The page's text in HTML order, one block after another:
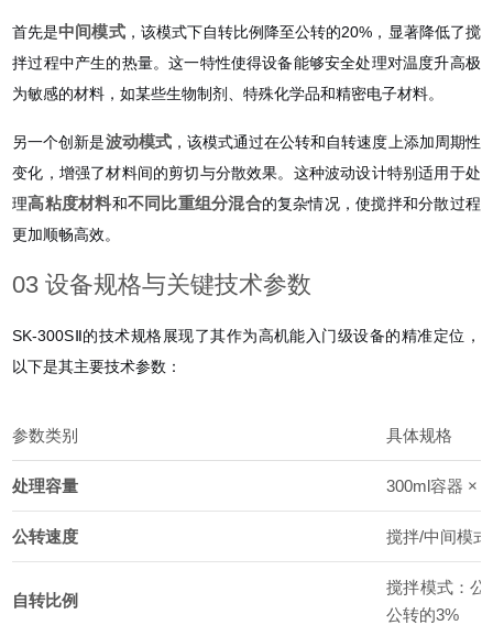
首先是中间模式，该模式下自转比例降至公转的20%，显著降低了搅
拌过程中产生的热量。这一特性使得设备能够安全处理对温度升高极
为敏感的材料，如某些生物制剂、特殊化学品和精密电子材料。
另一个创新是波动模式，该模式通过在公转和自转速度上添加周期性
变化，增强了材料间的剪切与分散效果。这种波动设计特别适用于处
理高粘度材料和不同比重组分混合的复杂情况，使搅拌和分散过程
更加顺畅高效。
03 设备规格与关键技术参数
SK-300SⅡ的技术规格展现了其作为高机能入门级设备的精准定位，
以下是其主要技术参数：
参数类别 具体规格
处理容量 300ml容器 ×
公转速度 搅拌/中间模
自转比例
搅拌模式：公
公转的3%